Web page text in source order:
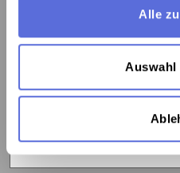
Alle
Auswahl
Bleiben Sie über
Vorname
E-Mail*